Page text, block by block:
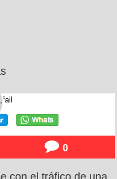
0
con el tráfico de una